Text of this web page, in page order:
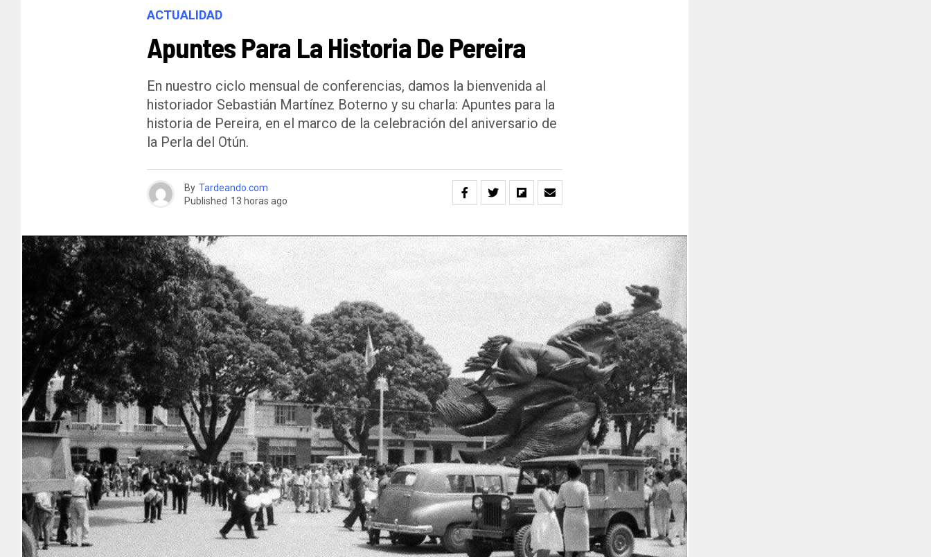
ACTUALIDAD
Apuntes Para La Historia De Pereira
En nuestro ciclo mensual de conferencias, damos la bienvenida al
historiador Sebastián Martínez Boterno y su charla: Apuntes para la
historia de Pereira, en el marco de la celebración del aniversario de
la Perla del Otún.
By Tardeando.com
Published 13 horas ago